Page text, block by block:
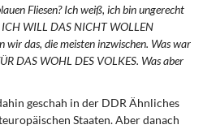
Fliesen? Ich weiß, ich bin ungerecht
ICH WILL DAS NICHT WOLLEN
das, die meisten inzwischen. Was war
DAS WOHL DES VOLKES. Was aber
geschah in der DDR Ähnliches
Staaten. Aber danach